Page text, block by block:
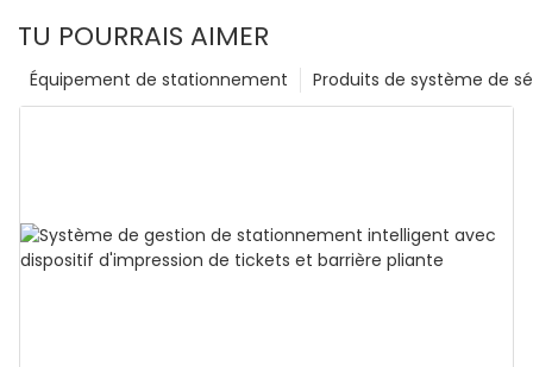
TU POURRAIS AIMER
Produits de système de
Équipement de stationnement